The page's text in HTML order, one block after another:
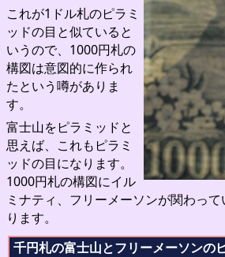
これが1ドル札のピラミ
ッドの目と似ていると
いうので、1000円札の
構図は意図的に作られ
たという噂がありま
す。
富士山をピラミッドと
思えば、これもピラミ
ッドの目になります。
1000円札の構図にイル
ミナティ、フリーメーソンが関わっ
ります。
千円札の富士山とフリーメーソンの